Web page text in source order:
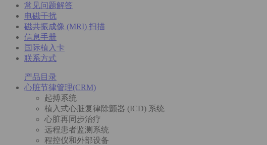
常见问题解答
电磁干扰
磁共振成像 (MRI) 扫描
信息手册
国际植入卡
联系方式
产品目录
心脏节律管理(CRM)
起搏系统
植入式心脏复律除颤器 (ICD) 系统
心脏再同步治疗
远程患者监测系统
程控仪和外部设备